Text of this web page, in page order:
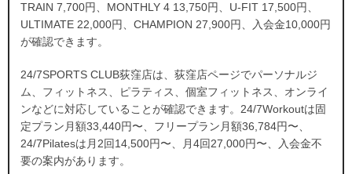
TRAIN 7,700円、MONTHLY 4 13,750円、U-FIT 17,500円、
ULTIMATE 22,000円、CHAMPION 27,900円、入会金10,000円
が確認できます。
24/7SPORTS CLUB荻窪店は、荻窪店ページでパーソナルジ
ム、フィットネス、ピラティス、個室フィットネス、オンライ
ンなどに対応していることが確認できます。24/7Workoutは固
定プラン月額33,440円〜、フリープラン月額36,784円〜、
24/7Pilatesは月2回14,500円〜、月4回27,000円〜、入会金不
要の案内があります。